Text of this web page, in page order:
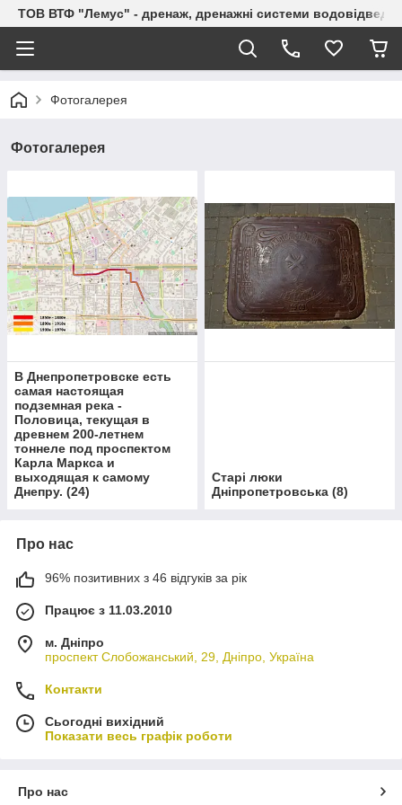
ТОВ ВТФ "Лемус" - дренаж, дренажні системи
Фотогалерея
Фотогалерея
В Днепропетровске есть
самая настоящая
подземная река -
Половица, текущая в
древнем 200-летнем
тоннеле под проспектом
Карла Маркса и
выходящая к самому
Днепру. (24)
Старі люки
Дніпропетровська (8)
Про нас
96% позитивних з 46 відгуків за рік
Працює з 11.03.2010
м. Дніпро
проспект Слобожанський, 29, Дніпро, Україна
Контакти
Сьогодні вихідний
Показати весь графік роботи
Про нас